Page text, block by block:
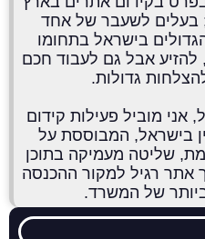
החל משנת 2017; בעלים לשעבר של אחד
בישראל בתחומו
אבל גם לעבוד חכם
גדולות.
אני מוביל פעילות קידום
בישראל, המבוססת על
שליטה מעמיקה בתוכן
אתר רגיל למקור ההכנסה
של המשרד.